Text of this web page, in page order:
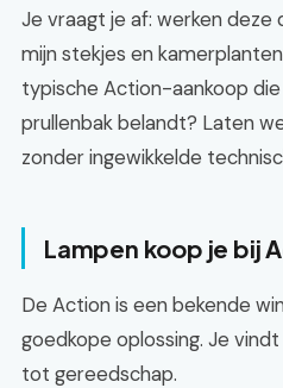
Je vraagt je af: werken deze
mijn stekjes en
typische Action-aankoop
prullenbak belandt? Laten
zonder ingewikkelde
Lampen koop je bij
De Action is een bekende
goedkope oplossing. Je
tot gereedschap.